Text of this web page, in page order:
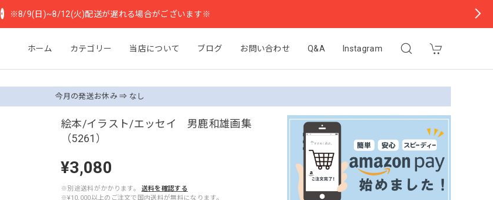
※8/9(日)~8/12(火)配送が遅れる場合がございます※
ホーム カテゴリー 当店について ブログ お問い合わせ Q&A Instagram
今月の発送お休み ⇒ なし
絵本/イラスト/エッセイ 男鹿和雄画集
（5261）
¥3,080
※別途送料がかかります。
送料を確認する
※¥10,000以上のご注文で国内送料が無料になります。